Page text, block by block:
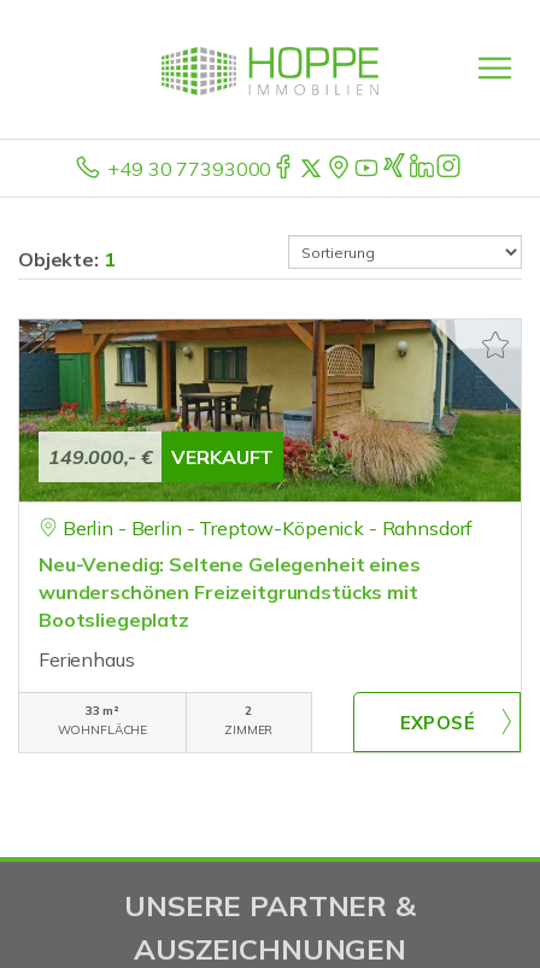
+49 30 77393000
Objekte: 1
149.000,- € VERKAUFT
Berlin - Berlin - Treptow-Köpenick - Rahnsdorf
Neu-Venedig: Seltene Gelegenheit eines
wunderschönen Freizeitgrundstücks mit
Bootsliegeplatz
Ferienhaus
33 m²
WOHNFLÄCHE
2
ZIMMER
UNSERE PARTNER &
AUSZEICHNUNGEN